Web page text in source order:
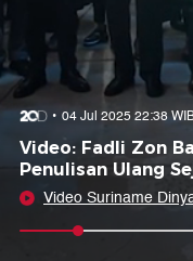
04 Jul 2025 22:38
Video: Fadli Zon
Penulisan Ulang
Video Suriname
Facebook
Copy Link